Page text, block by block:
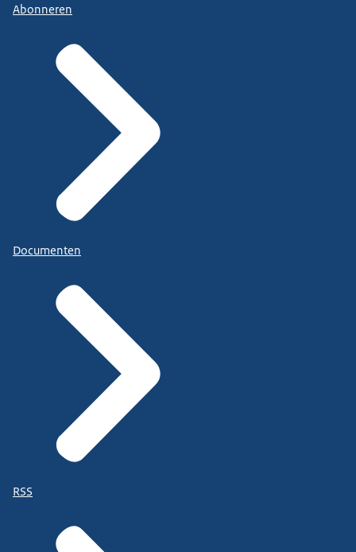
Abonneren
Documenten
RSS